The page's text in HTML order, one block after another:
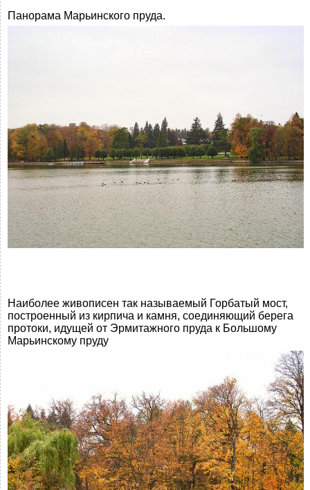
Панорама Марьинского пруда.
Наиболее живописен так называемый Горбатый мост,
построенный из кирпича и камня, соединяющий берега
протоки, идущей от Эрмитажного пруда к Большому
Марьинскому пруду